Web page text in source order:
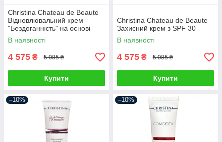
Christina Chateau de Beaute
Відновлювальний крем
"Бездоганність" на основі
екстрактів винограду
В наявності
4 575 ₴ 5 085 ₴
Купити
Christina Chateau de Beaute
Захисний крем з SPF 30
В наявності
4 575 ₴ 5 085 ₴
Купити
–10% –10%